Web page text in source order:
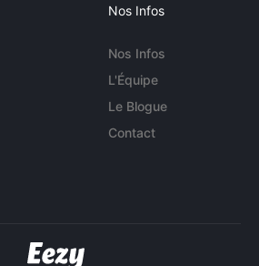
Nos Infos
Nos Infos
L'Équipe
Le Blogue
Contact